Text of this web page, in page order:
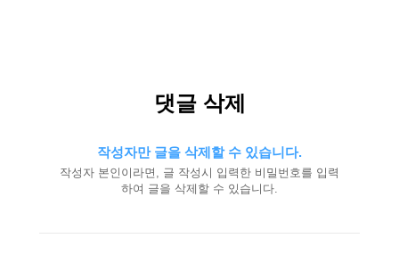
댓글 삭제
작성자만 글을 삭제할 수 있습니다.
작성자 본인이라면, 글 작성시 입력한 비밀번호를 입력
하여 글을 삭제할 수 있습니다.